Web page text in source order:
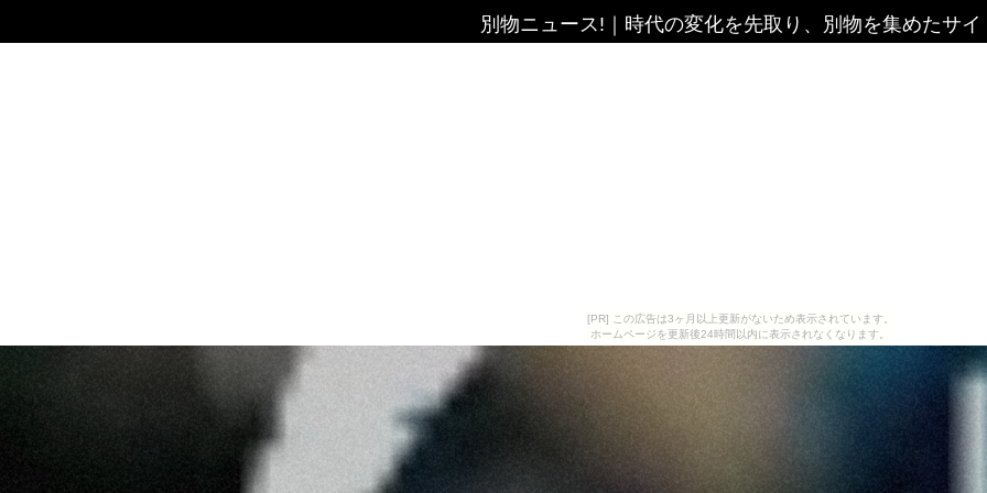
[PR] この広告は3ヶ月以上更新がないため表示されています。
ホームページを更新後24時間以内に表示されなくなります。
別物ニュース! 時代の変化を先取り、別物を集めたサイ